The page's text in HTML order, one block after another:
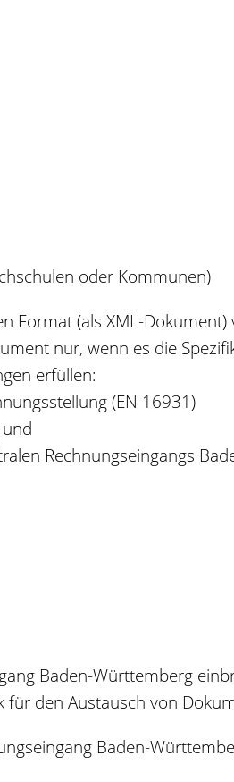
oder Kommunen)
(als XML-
nur, wenn es die
erfüllen:
(EN 16931)
Rechnungseingangs
Baden-Württemberg
den Austausch von
Baden-